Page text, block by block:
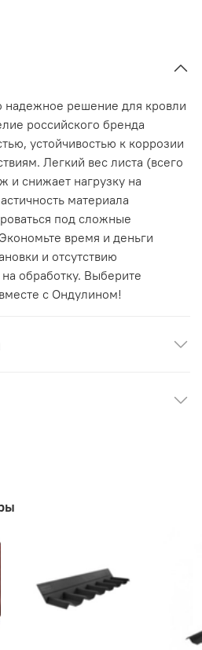
надежное решение для кровли
российского бренда
устойчивостью к коррозии
Легкий вес листа (всего
и снижает нагрузку на
материала
под сложные
время и деньги
и отсутствию
обработку. Выберите
с Ондулином!